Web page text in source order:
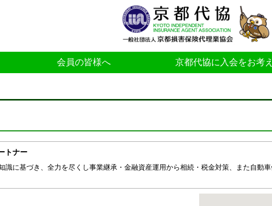
会員の皆様へ 京都代協に入会をお考
トナー
識に基づき、全力を尽くし事業継承・金融資産運用から相続・税金対策、また自動